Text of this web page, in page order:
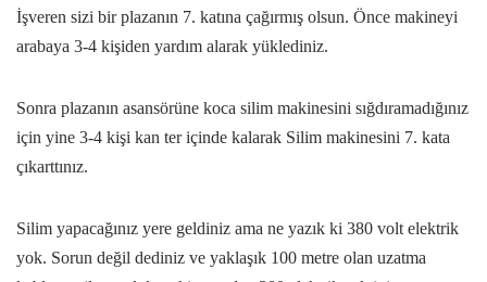
İşveren sizi bir plazanın 7. katına çağırmış olsun. Önce makineyi
arabaya 3-4 kişiden yardım alarak yüklediniz.
Sonra plazanın asansörüne koca silim makinesini sığdıramadığınız
için yine 3-4 kişi kan ter içinde kalarak Silim makinesini 7. kata
çıkarttınız.
Silim yapacağınız yere geldiniz ama ne yazık ki 380 volt elektrik
yok. Sorun değil dediniz ve yaklaşık 100 metre olan uzatma